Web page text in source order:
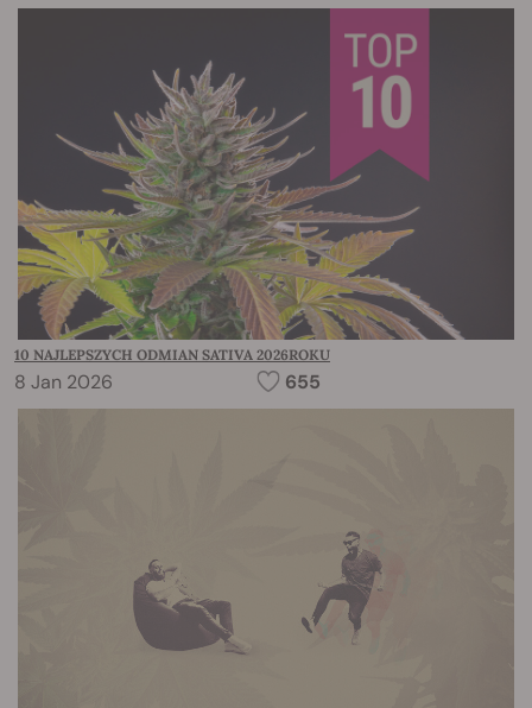
10 NAJLEPSZYCH ODMIAN SATIVA 2026ROKU
8 Jan 2026 655